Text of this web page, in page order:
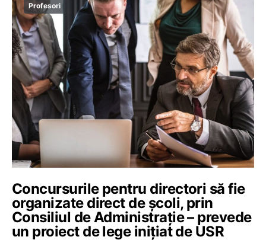
Profesori
Concursurile pentru directori să fie
organizate direct de școli, prin
Consiliul de Administrație – prevede
un proiect de lege inițiat de USR